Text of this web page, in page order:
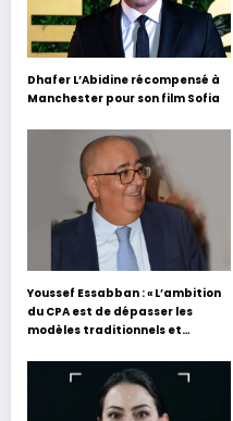
Dhafer L’Abidine récompensé à
Manchester pour son film Sofia
Youssef Essabban : « L’ambition
du CPA est de dépasser les
modèles traditionnels et
s’appuyant sur le partage des
expériences »